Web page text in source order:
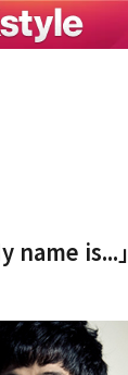
name is...」